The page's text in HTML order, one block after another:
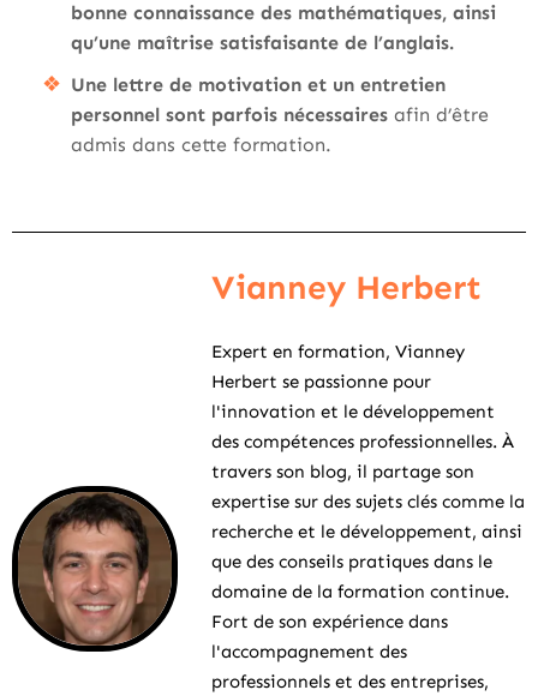
bonne connaissance des mathématiques, ainsi
qu’une maîtrise satisfaisante de l’anglais.
Une lettre de motivation et un entretien
personnel sont parfois nécessaires afin d’être
admis dans cette formation.
Vianney Herbert
Expert en formation, Vianney
Herbert se passionne pour
l'innovation et le développement
des compétences professionnelles. À
travers son blog, il partage son
expertise sur des sujets clés comme la
recherche et le développement, ainsi
que des conseils pratiques dans le
domaine de la formation continue.
Fort de son expérience dans
l'accompagnement des
professionnels et des entreprises,